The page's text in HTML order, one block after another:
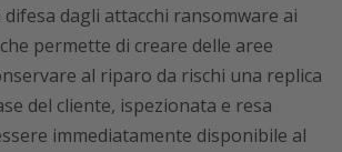
dagli attacchi ransomware ai
permette di creare delle aree
al riparo da rischi una replica
del cliente, ispezionata e resa
immediatamente disponibile al